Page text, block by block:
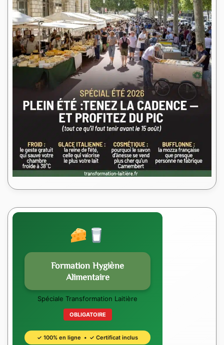
Formation Hygiène
Alimentaire
Spéciale Transformation Laitière
OBLIGATOIRE
✓ 100% en ligne • ✓ Certificat inclus